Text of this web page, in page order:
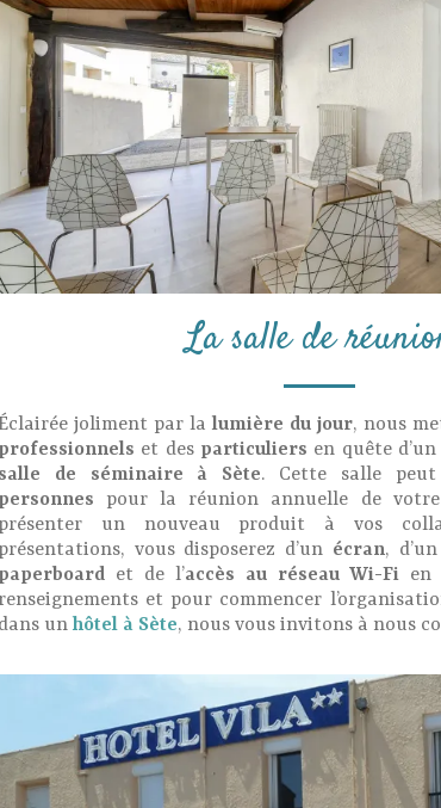
La salle de
joliment par la lumière du jour, nous
professionnels et des particuliers en quête
salle de séminaire à Sète. Cette salle peut
personnes pour la réunion annuelle de
présenter un nouveau produit à vos
présentations, vous disposerez d’un écran,
paperboard et de l’accès au réseau Wi-Fi en
renseignements et pour commencer
dans un hôtel à Sète, nous vous invitons à nous